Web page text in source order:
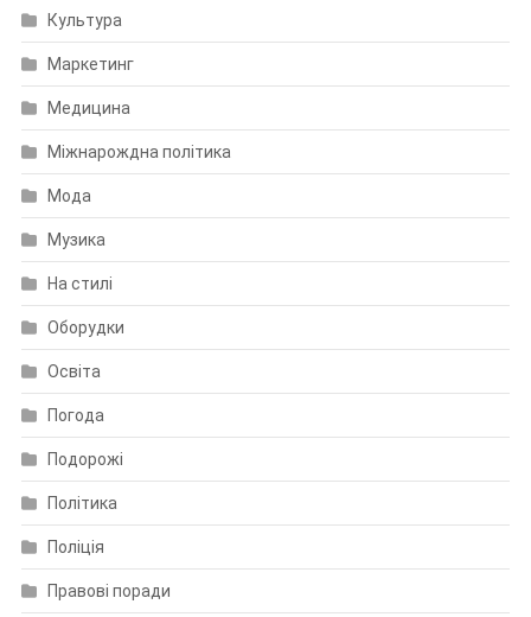
Культура
Маркетинг
Медицина
Міжнарождна політика
Мода
Музика
На стилі
Оборудки
Освіта
Погода
Подорожі
Політика
Поліція
Правові поради